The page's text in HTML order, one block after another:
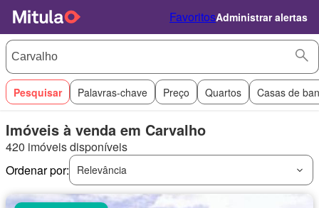
FavoritosAdministrar alertas
Pesquisar Palavras-chave Preço Quartos Casas de
Imóveis à venda em Carvalho
420 imóveis disponíveis
Ordenar por:
Relevância